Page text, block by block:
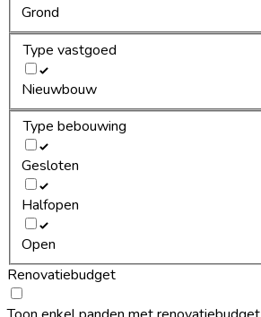
Grond
Type vastgoed
Nieuwbouw
Type bebouwing
Gesloten
Halfopen
Open
Renovatiebudget